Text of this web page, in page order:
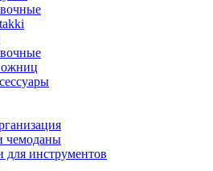
чемоданы
для инструментов